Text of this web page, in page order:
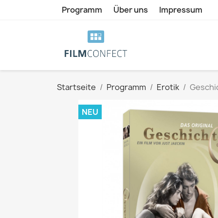
Programm Über uns Impressum
Startseite Programm Erotik
NEU